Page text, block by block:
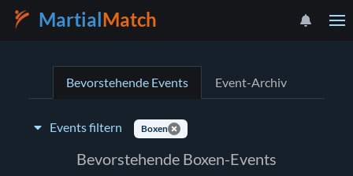
Martial Match
Bevorstehende Events Event-Archiv
Events filtern Boxen
Bevorstehende Boxen-Events